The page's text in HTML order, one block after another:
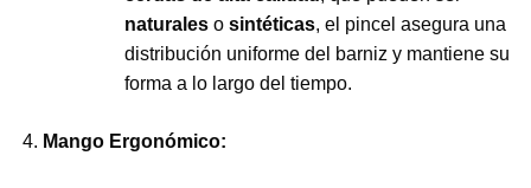
naturaleso sintéticas, el pincel asegura una
distribución uniforme del barniz y mantiene su
forma a lo largo del tiempo.
Mango Ergonómico: